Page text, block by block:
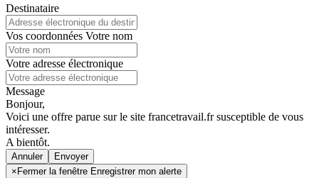
Destinataire
Vos coordonnées Votre nom
Votre adresse électronique
Message
Bonjour,
Voici une offre parue sur le site francetravail.fr susceptible de vous
intéresser.
A bientôt.
Annuler
× Fermer la fenêtre Enregistrer mon alerte